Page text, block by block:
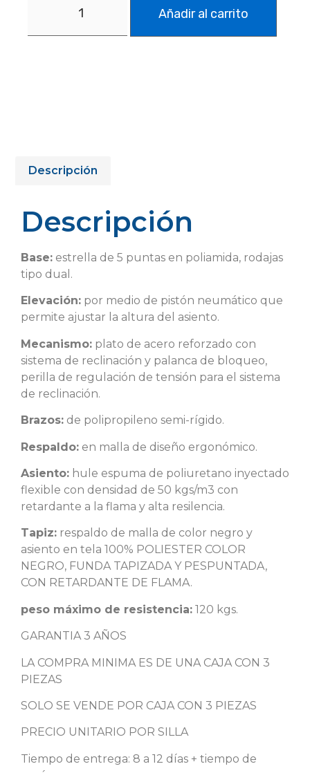
Añadir al carrito
Descripción
Descripción
Base: estrella de 5 puntas en poliamida, rodajas
tipo dual.
Elevación: por medio de pistón neumático que
permite ajustar la altura del asiento.
Mecanismo: plato de acero reforzado con
sistema de reclinación y palanca de bloqueo,
perilla de regulación de tensión para el sistema
de reclinación.
Brazos: de polipropileno semi-rígido.
Respaldo: en malla de diseño ergonómico.
Asiento: hule espuma de poliuretano inyectado
flexible con densidad de 50 kgs/m3 con
retardante a la flama y alta resilencia.
Tapiz: respaldo de malla de color negro y
asiento en tela 100% POLIESTER COLOR
NEGRO, FUNDA TAPIZADA Y PESPUNTADA,
CON RETARDANTE DE FLAMA.
peso máximo de resistencia: 120 kgs.
GARANTIA 3 AÑOS
LA COMPRA MINIMA ES DE UNA CAJA CON 3
PIEZAS
SOLO SE VENDE POR CAJA CON 3 PIEZAS
PRECIO UNITARIO POR SILLA
Tiempo de entrega: 8 a 12 días + tiempo de